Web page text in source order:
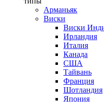
Арманьяк
Виски
Виски
Ирландия
Италия
Канада
США
Тайвань
Франция
Шотландия
Япония